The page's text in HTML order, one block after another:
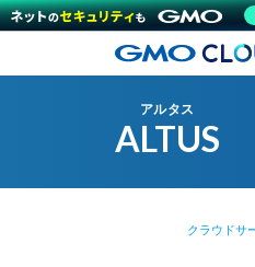
ALTUS
アルタス
クラウドサ